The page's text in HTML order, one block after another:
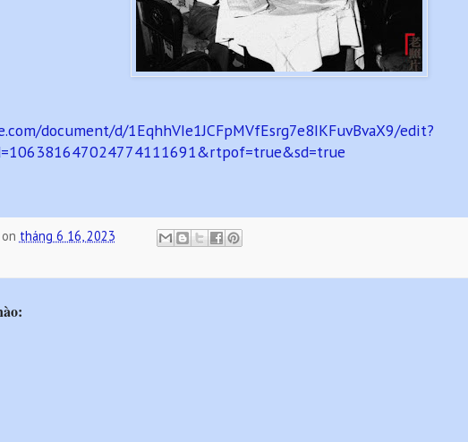
document/d/1EqhhVIe1JCFpMVfEsrg7e8IKFuvBvaX9/edit?
on tháng 6 16, 2023